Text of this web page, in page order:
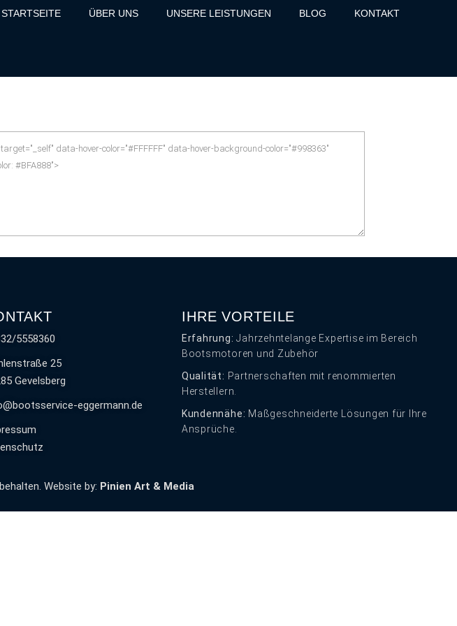
STARTSEITE ÜBER UNS UNSERE LEISTUNGEN BLOG KONTAKT
5558360
25
Gevelsberg
eggermann.de
IHRE VORTEILE
Erfahrung: Jahrzehntelange Expertise im Bereich
Bootsmotoren und Zubehör
Qualität: Partnerschaften mit renommierten
Herstellern.
Kundennähe: Maßgeschneiderte Lösungen für Ihre
Ansprüche.
Website by: Pinien Art & Media